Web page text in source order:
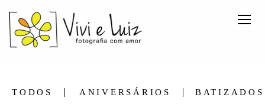
TODOS ANIVERSÁRIOS BATIZADOS